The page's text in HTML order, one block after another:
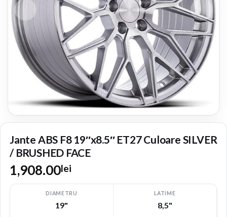
Jante ABS F8 19″x8.5″ ET27 Culoare SILVER
/ BRUSHED FACE
1,908.00lei
DIAMETRU
19"
LATIME
8,5"